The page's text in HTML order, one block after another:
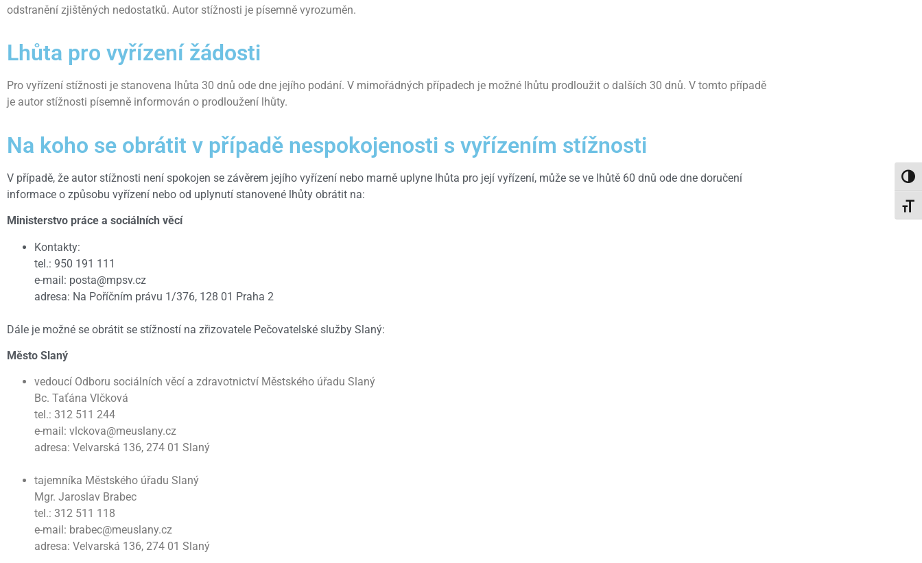
odstranění zjištěných nedostatků. Autor stížnosti je písemně vyrozuměn.
Lhůta pro vyřízení žádosti
Pro vyřízení stížnosti je stanovena lhůta 30 dnů ode dne jejího podání. V mimořádných případech je možné lhůtu prodloužit o dalších 30 dnů. V tomto případě
je autor stížnosti písemně informován o prodloužení lhůty.
Na koho se obrátit v případě nespokojenosti s vyřízením stížnosti
V případě, že autor stížnosti není spokojen se závěrem jejího vyřízení nebo marně uplyne lhůta pro její vyřízení, může se ve lhůtě 60 dnů ode dne doručení
informace o způsobu vyřízení nebo od uplynutí stanovené lhůty obrátit na:
Ministerstvo práce a sociálních věcí
Kontakty:
tel.: 950 191 111
e-mail: posta@mpsv.cz
adresa: Na Poříčním právu 1/376, 128 01 Praha 2
Dále je možné se obrátit se stížností na zřizovatele Pečovatelské služby Slaný:
Město Slaný
vedoucí Odboru sociálních věcí a zdravotnictví Městského úřadu Slaný
Bc. Taťána Vlčková
tel.: 312 511 244
e-mail: vlckova@meuslany.cz
adresa: Velvarská 136, 274 01 Slaný
tajemníka Městského úřadu Slaný
Mgr. Jaroslav Brabec
tel.: 312 511 118
e-mail: brabec@meuslany.cz
adresa: Velvarská 136, 274 01 Slaný